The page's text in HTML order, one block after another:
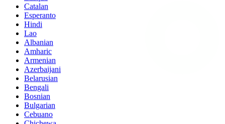
Catalan
Esperanto
Hindi
Lao
Albanian
Amharic
Armenian
Azerbaijani
Belarusian
Bengali
Bosnian
Bulgarian
Cebuano